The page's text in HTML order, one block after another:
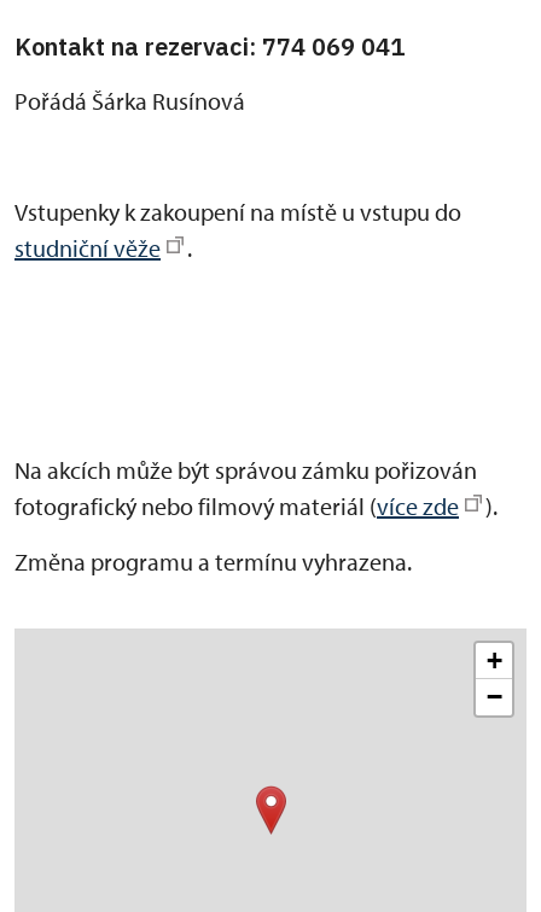
Kontakt na rezervaci: 774 069 041
Pořádá Šárka Rusínová
Vstupenky k zakoupení na místě u vstupu do
studniční věže
.
Na akcích může být správou zámku pořizován
fotografický nebo filmový materiál (více zde
).
Změna programu a termínu vyhrazena.
+
−